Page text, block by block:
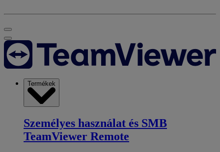
Termékek
Személyes használat és SMB
TeamViewer Remote